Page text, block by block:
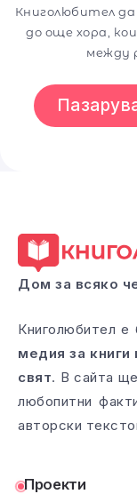
Книголюбител
до още хора,
между
Дом за всяко
Книголюбител е
медия за книги
свят. В сайта
любопитни
авторски
Проекти